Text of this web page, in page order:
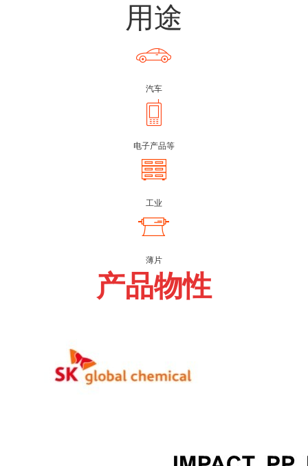
用途
汽车
电子产品等
工业
薄片
产品物性